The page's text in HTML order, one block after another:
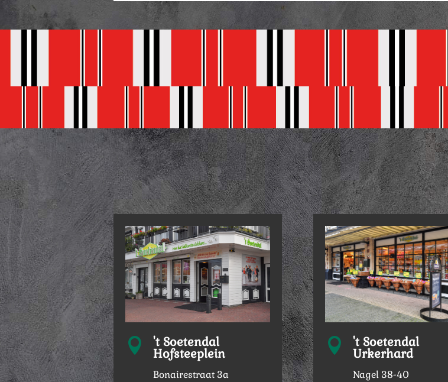
 't Soetendal
Hofsteeplein
Bonairestraat 3a
 't Soetendal
Urkerhard
Nagel 38-40